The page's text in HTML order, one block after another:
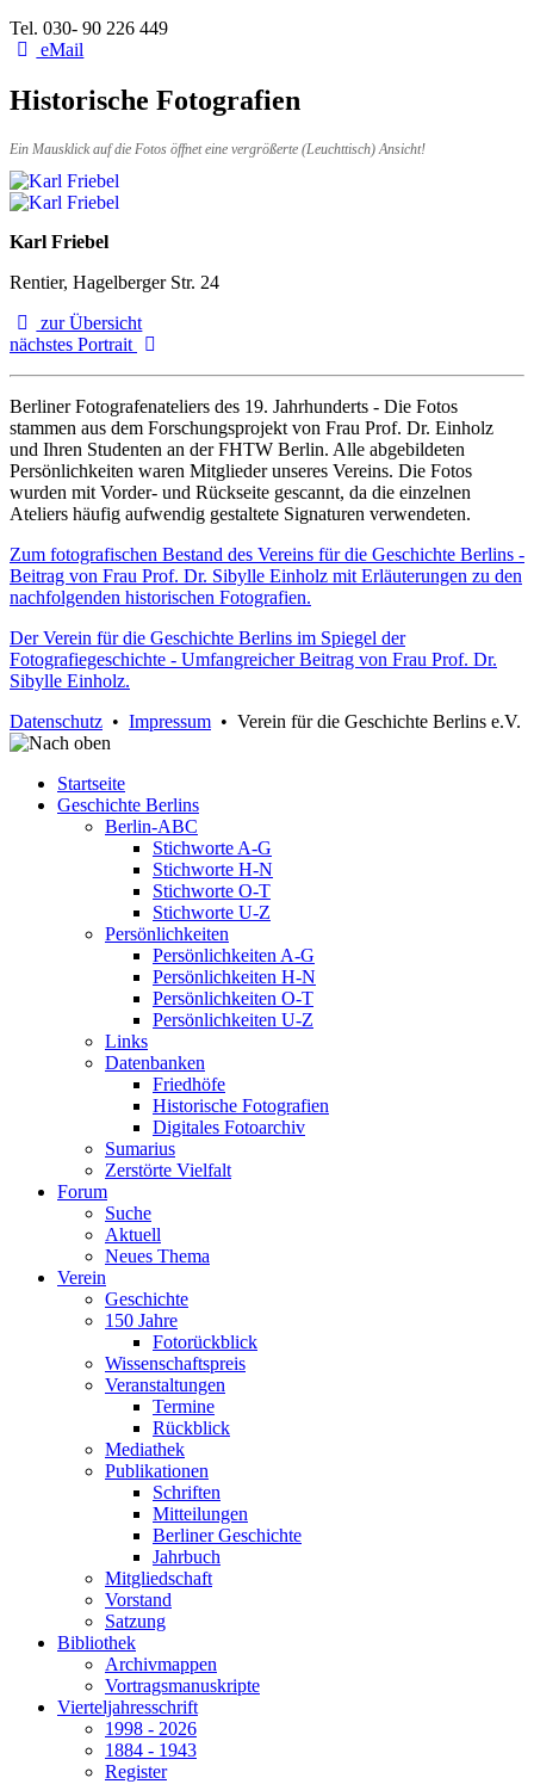
Tel. 030- 90 226 449
eMail
Historische Fotografien
Ein Mausklick auf die Fotos öffnet eine vergrößerte (Leuchttisch) Ansicht!
Karl Friebel
Rentier, Hagelberger Str. 24
zur Übersicht
nächstes Portrait
Berliner Fotografenateliers des 19. Jahrhunderts - Die Fotos
stammen aus dem Forschungsprojekt von Frau Prof. Dr. Einholz
und Ihren Studenten an der FHTW Berlin. Alle abgebildeten
Persönlichkeiten waren Mitglieder unseres Vereins. Die Fotos
wurden mit Vorder- und Rückseite gescannt, da die einzelnen
Ateliers häufig aufwendig gestaltete Signaturen verwendeten.
Zum fotografischen Bestand des Vereins für die Geschichte Berlins -
Beitrag von Frau Prof. Dr. Sibylle Einholz mit Erläuterungen zu den
nachfolgenden historischen Fotografien.
Der Verein für die Geschichte Berlins im Spiegel der
Fotografiegeschichte - Umfangreicher Beitrag von Frau Prof. Dr.
Sibylle Einholz.
Datenschutz • Impressum • Verein für die Geschichte Berlins e.V.
Startseite
Geschichte Berlins
Berlin-ABC
Stichworte A-G
Stichworte H-N
Stichworte O-T
Stichworte U-Z
Persönlichkeiten
Persönlichkeiten A-G
Persönlichkeiten H-N
Persönlichkeiten O-T
Persönlichkeiten U-Z
Links
Datenbanken
Friedhöfe
Historische Fotografien
Digitales Fotoarchiv
Sumarius
Zerstörte Vielfalt
Forum
Suche
Aktuell
Neues Thema
Verein
Geschichte
150 Jahre
Fotorückblick
Wissenschaftspreis
Veranstaltungen
Termine
Rückblick
Mediathek
Publikationen
Schriften
Mitteilungen
Berliner Geschichte
Jahrbuch
Mitgliedschaft
Vorstand
Satzung
Bibliothek
Archivmappen
Vortragsmanuskripte
Vierteljahresschrift
1998 - 2026
1884 - 1943
Register